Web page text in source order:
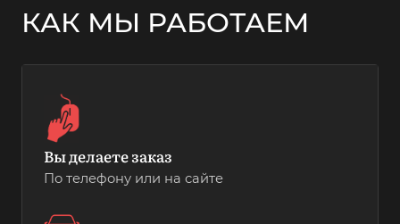
КАК МЫ РАБОТАЕМ
Вы делаете заказ
По телефону или на сайте